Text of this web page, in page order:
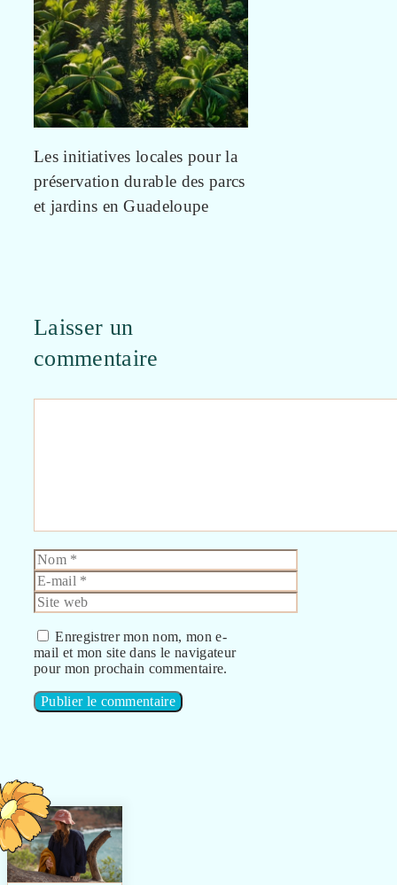
Les initiatives locales pour la
préservation durable des parcs
et jardins en Guadeloupe
Laisser un
commentaire
Nom
E-
mail
Site
web
Enregistrer mon nom, mon e-
mail et mon site dans le navigateur
pour mon prochain commentaire.